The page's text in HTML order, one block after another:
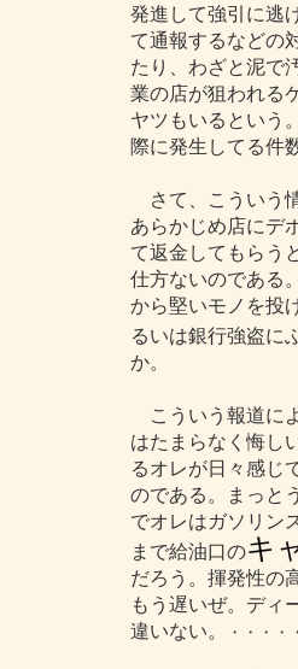
発進して強引に逃
て通報するなどの
たり、わざと泥で
業の店が狙われる
ヤツもいるという
際に発生してる件
さて、こういう
あらかじめ店にデ
て返金してもらう
仕方ないのである
から堅いモノを投
るいは銀行強盗に
か。
こういう報道に
はたまらなく悔し
るオレが日々感じ
のである。まっと
でオレはガソリン
まで給油口のキ
だろう。揮発性の
もう遅いぜ。ディ
違いない。
・・・